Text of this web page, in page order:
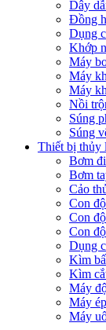
Dây
Đồng
Dụng
Khớp
Máy
Máy
Máy
Nồi
Súng
Súng
Thiết bị thủy
Bơm
Bơm
Cảo
Con
Con
Con
Dụng
Kìm
Kìm
Máy
Máy
Máy